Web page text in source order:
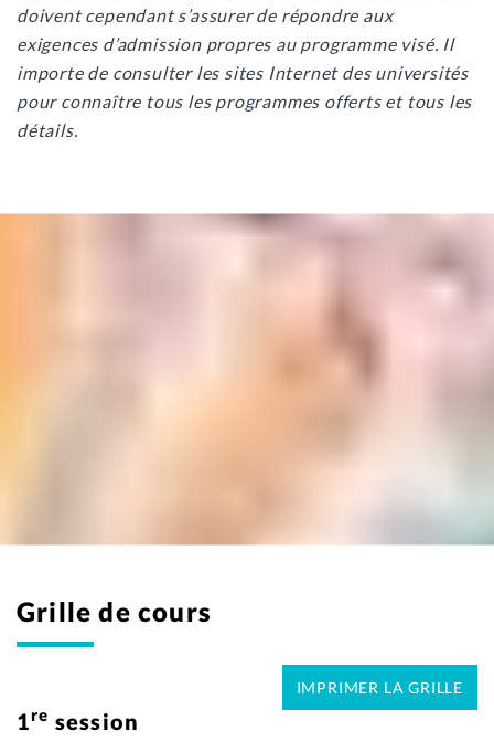
doivent cependant s’assurer de répondre aux
exigences d’admission propres au programme visé. Il
importe de consulter les sites Internet des universités
pour connaître tous les programmes offerts et tous les
détails.
Grille de cours
IMPRIMER LA GRILLE
1re session